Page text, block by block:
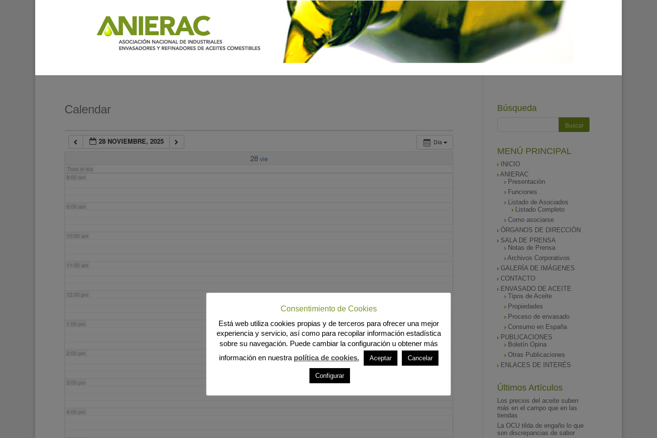
Calendar
Día
28 NOVIEMBRE, 2025
28 vie
Todo el día
7:00 am
8:00 am
9:00 am
10:00 am
11:00 am
12:00 pm
1:00 pm
2:00 pm
3:00 pm
4:00 pm
Búsqueda
MENÚ PRINCIPAL
INICIO
ANIERAC
Presentación
Funciones
Listado de Asociados
Listado Completo
Como asociarse
ÓRGANOS DE DIRECCIÓN
SALA DE PRENSA
Notas de Prensa
Archivos Corporativos
GALERÍA DE IMÁGENES
CONTACTO
ENVASADO DE ACEITE
Tipos de Aceite
Propiedades
Proceso de envasado
Consumo en España
PUBLICACIONES
Boletín Opina
Otras Publicaciones
ENLACES DE INTERÉS
Últimos Artículos
Los precios del aceite suben
más en el campo que en las
tiendas
La OCU tilda de engaño lo que
son discrepancias de sabor
Consentimiento de Cookies
Está web utiliza cookies propias y de terceros para ofrecer una mejor
experiencia y servicio, así como para recopilar información estadística
sobre su navegación. Puede cambiar la configuración u obtener más
información en nuestra política de cookies. Aceptar Cancelar
Configurar